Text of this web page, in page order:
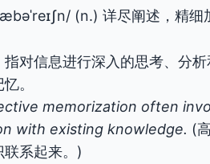
(n.) 详尽阐述，精细
指对信息进行深入的思考、分
。
memorization often
with existing knowledge. (
联系起来。)